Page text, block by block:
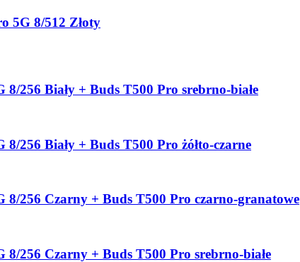
5G 8/512 Złoty
8/256 Biały + Buds T500 Pro srebrno-białe
8/256 Biały + Buds T500 Pro żółto-czarne
8/256 Czarny + Buds T500 Pro czarno-granatowe
8/256 Czarny + Buds T500 Pro srebrno-białe